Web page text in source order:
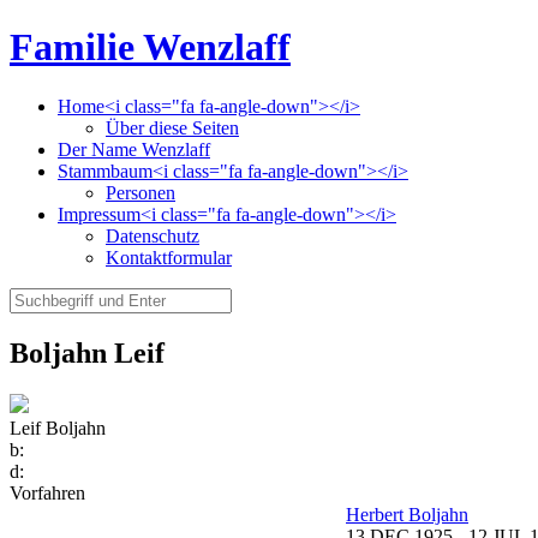
Familie Wenzlaff
Home<i class="fa fa-angle-down"></i>
Über diese Seiten
Der Name Wenzlaff
Stammbaum<i class="fa fa-angle-down"></i>
Personen
Impressum<i class="fa fa-angle-down"></i>
Datenschutz
Kontaktformular
Boljahn Leif
Leif Boljahn
b:
d:
Vorfahren
Herbert Boljahn